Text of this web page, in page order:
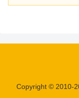
Copyright © 2010-